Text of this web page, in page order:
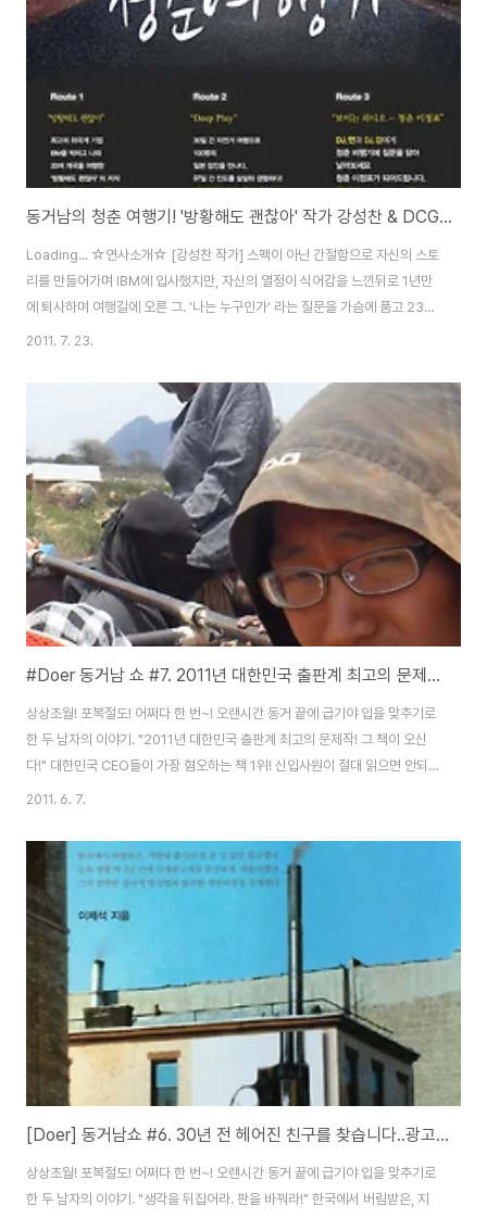
동거남의 청춘 여행기! '방황해도 괜찮아' 작가 강성찬 & DCG Doer 안영일의 무료 공개 강연회!!
Loading... ☆연사소개☆ [강성찬 작가] 스펙이 아닌 간절함으로 자신의 스토
리를 만들어가며 IBM에 입사했지만, 자신의 열정이 식어감을 느낀뒤로 1년만
에 퇴사하며 여행길에 오른 그. '나는 누구인가' 라는 질문을 가슴에 품고 231
일동안 22개국을 여행하며, 사람을 만나고, 자문자답하며 자신의 삶을 창조하
http://www.whyyoulive.co.kr 강성찬 작가님 인터뷰자료 :
http://blog.naver.com/moozijoa/120133332321 [Doer 안영일,
Dream Challenge Group 팀장] 20대 후반, 뼈 아픈 실패와 좌절 그리고
극복을 겪은 그의 가치. 깊이있게 놀자. 대담하게 하자...
2011. 7. 23.
#Doer 동거남 쇼 #7. 2011년 대한민국 출판계 최고의 문제작! 그 책이 오신다! 방황해도 괜찮아.
상상초월! 포복절도! 어쩌다 한 번~! 오랜시간 동거 끝에 급기야 입을 맞추기로
한 두 남자의 이야기. "2011년 대한민국 출판계 최고의 문제작! 그 책이 오신
다!" 대한민국 CEO들이 가장 혐오하는 책 1위! 신입사원이 절대 읽으면 안되
는 책 1위! 대학총장들이 가장 싫어하는 책 1위! 그러나 아마존, YES 24, 교보
http://bit.ly/iHQawJ @인터파크: http://bit.ly/jPBxtC @알라딘:
http://bit.ly/mxpRDL @교보문고: http://bit.ly/lv9dXr 강성찬 블로그:
http://www.whyyoulive.co.kr 안영일 블로그: http://www.doerta..
2011. 6. 7.
[Doer] 동거남쇼 #6. 30년 전 헤어진 친구를 찾습니다..광고천재 이제석
상상초월! 포복절도! 어쩌다 한 번~! 오랜시간 동거 끝에 급기야 입을 맞추기로
한 두 남자의 이야기. "생각을 뒤집어라. 판을 바꿔라!" 한국에서 버림받은, 지